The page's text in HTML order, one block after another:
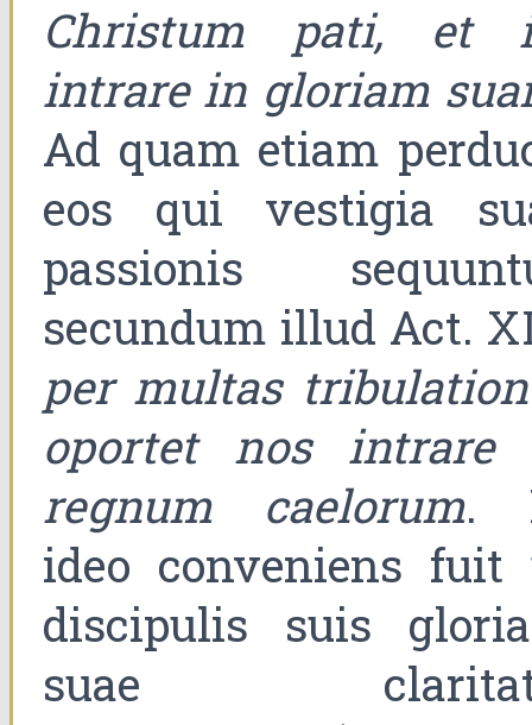
Christum pati, et
intrare in gloriam
Ad quam etiam
eos qui vestigia
passionis
secundum illud Act.
per multas
oportet nos intrare
regnum caelorum.
ideo conveniens fuit
discipulis suis
suae